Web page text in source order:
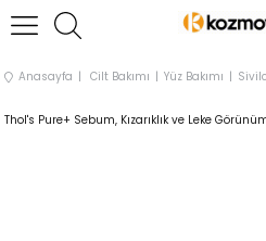
Anasayfa Cilt Bakımı Yüz Bakımı
Thol's Pure+ Sebum, Kızarıklık ve Leke